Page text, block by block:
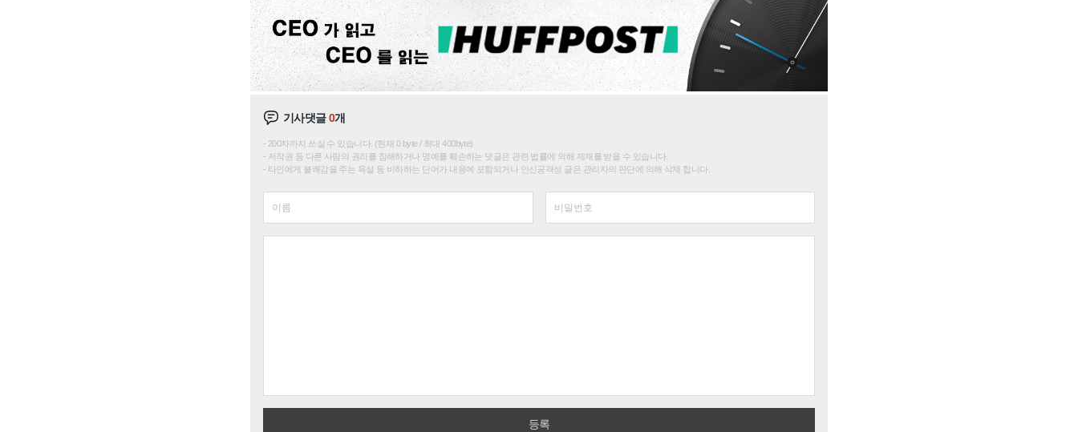
기사댓글0개
200자까지 쓰실 수 있습니다. (현재 0 byte / 최대 400byte)
저작권 등 다른 사람의 권리를 침해하거나 명예를 훼손하는 댓글은 관련 법률에 의해 제재를 받을 수 있습니다.
타인에게 불쾌감을 주는 욕설 등 비하하는 단어가 내용에 포함되거나 인신공격성 글은 관리자의 판단에 의해 삭제 합니다.